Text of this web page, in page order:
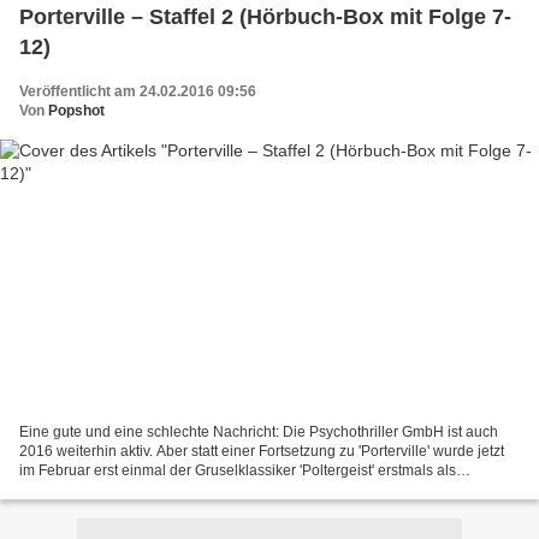
Porterville – Staffel 2 (Hörbuch-Box mit Folge 7-
12)
Veröffentlicht am 24.02.2016 09:56
Von Popshot
Eine gute und eine schlechte Nachricht: Die Psychothriller GmbH ist auch
2016 weiterhin aktiv. Aber statt einer Fortsetzung zu 'Porterville' wurde jetzt
im Februar erst einmal der Gruselklassiker 'Poltergeist' erstmals als